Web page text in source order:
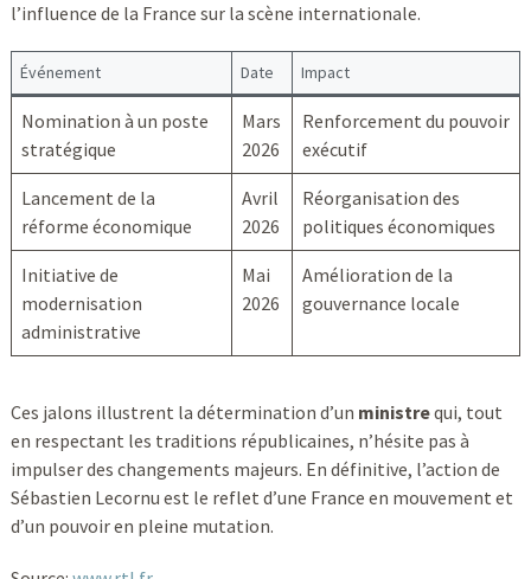
l’influence de la France sur la scène internationale.
Événement Date Impact
Nomination à un poste
stratégique
Mars
2026
Renforcement du pouvoir
exécutif
Lancement de la
réforme économique
Avril
2026
Réorganisation des
politiques économiques
Initiative de
modernisation
administrative
Mai
2026
Amélioration de la
gouvernance locale
Ces jalons illustrent la détermination d’un ministrequi, tout
en respectant les traditions républicaines, n’hésite pas à
impulser des changements majeurs. En définitive, l’action de
Sébastien Lecornu est le reflet d’une France en mouvement et
d’un pouvoir en pleine mutation.